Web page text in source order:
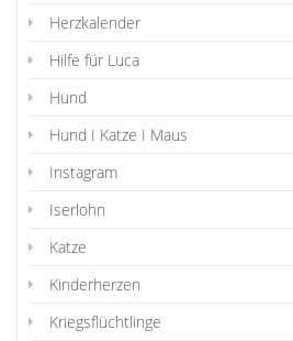
Herzkalender
Hilfe für Luca
Hund
Hund I Katze I Maus
Instagram
Iserlohn
Katze
Kinderherzen
Kriegsflüchtlinge